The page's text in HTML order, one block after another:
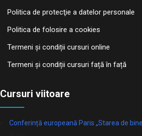
Politica de protecţie a datelor personale
Politica de folosire a cookies
Termeni și condiții cursuri online
Termeni și condiții cursuri față în față
Cursuri viitoare
Conferință europeană Paris „Starea de